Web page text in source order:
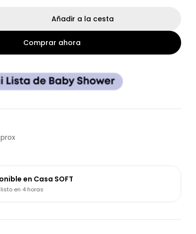
para Paquete Colchón Cambiador
cantidad para Paquete Colchón
Añadir a la cesta
Comprar ahora
en Casa SOFT
en 4 horas